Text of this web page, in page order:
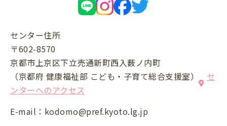
センター住所
〒602-8570
京都市上京区下立売通新町西入薮ノ内町
（京都府 健康福祉部 こども・子育て総合支援室）
セ
ンターへのアクセス
E-mail： kodomo@pref.kyoto.lg.jp